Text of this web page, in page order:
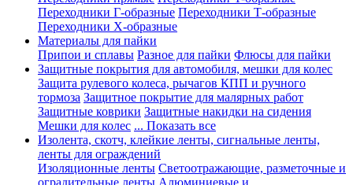
Переходники Г-образные Переходники Т-образные
Переходники Х-образные
Материалы для пайки
Припои и сплавы Разное для пайки Флюсы для пайки
Защитные покрытия для автомобиля, мешки для колес
Защита рулевого колеса, рычагов КПП и ручного
тормоза Защитное покрытие для малярных работ
Защитные коврики Защитные накидки на сидения
Мешки для колес ... Показать все
Изолента, скотч, клейкие ленты, сигнальные ленты,
ленты для ограждений
Изоляционные ленты Светоотражающие, разметочные и
оградительные ленты Алюминиевые и